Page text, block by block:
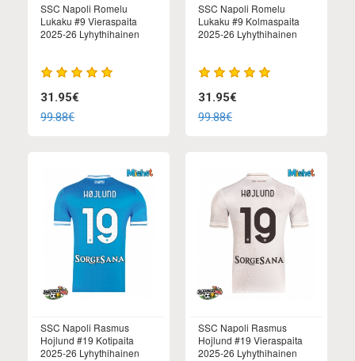
SSC Napoli Romelu
Lukaku #9 Vieraspaita
2025-26 Lyhythihainen
31.95€
99.88€
SSC Napoli Romelu
Lukaku #9 Kolmaspaita
2025-26 Lyhythihainen
31.95€
99.88€
SSC Napoli Rasmus
Hojlund #19 Kotipaita
2025-26 Lyhythihainen
SSC Napoli Rasmus
Hojlund #19 Vieraspaita
2025-26 Lyhythihainen